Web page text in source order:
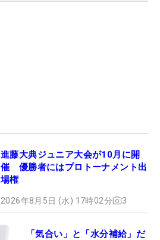
進藤大典ジュニア大会が10月に開
催 優勝者にはプロトーナメント出
場権
2026年8月5日 (水) 17時02分 3
「気合い」と「水分補給」だ